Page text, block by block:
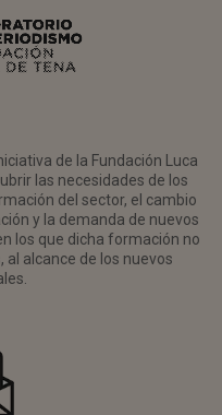
de la Fundación Luca
las necesidades de los
del sector, el cambio
y la demanda de nuevos
los que dicha formación no
al alcance de los nuevos